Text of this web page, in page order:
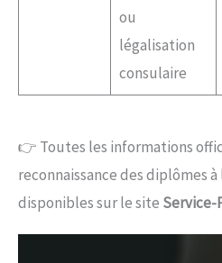
ou
légalisation
consulaire
👉 Toutes les informations
reconnaissance des diplômes
disponibles sur le site